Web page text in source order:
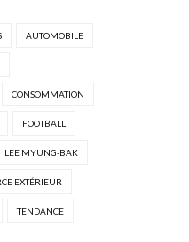
AUTOMOBILE
CONSOMMATION
FOOTBALL
LEE MYUNG-BAK
EXTÉRIEUR
TENDANCE